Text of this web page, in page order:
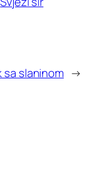
sa slaninom →